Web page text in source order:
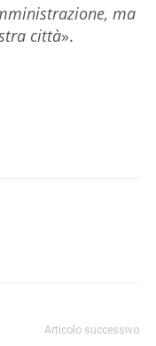
ma
città».
Articolo successivo